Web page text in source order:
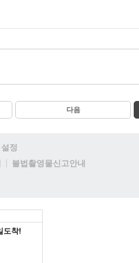
다음
설정
불법촬영물신고안내